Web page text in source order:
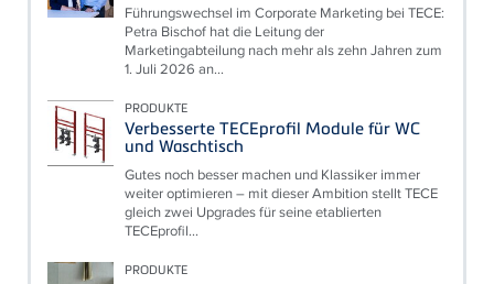
Führungswechsel im Corporate Marketing bei TECE:
Petra Bischof hat die Leitung der
Marketingabteilung nach mehr als zehn Jahren zum
1. Juli 2026 an...
PRODUKTE
Verbesserte TECEprofil Module für WC
und Waschtisch
Gutes noch besser machen und Klassiker immer
weiter optimieren – mit dieser Ambition stellt TECE
gleich zwei Upgrades für seine etablierten
TECEprofil...
PRODUKTE